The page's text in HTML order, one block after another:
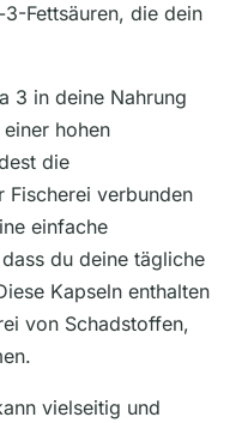
3-Fettsäuren, die dein
3 in deine Nahrung
hohen
die
verbunden
einfache
du deine tägliche
Kapseln enthalten
von Schadstoffen,
vielseitig und